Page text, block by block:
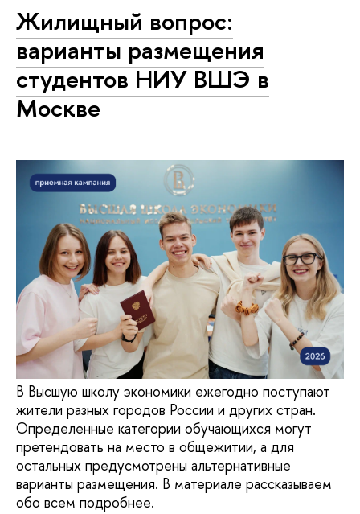
Жилищный вопрос:
варианты размещения
студентов НИУ ВШЭ в
Москве
В Высшую школу экономики ежегодно поступают
жители разных городов России и других стран.
Определенные категории обучающихся могут
претендовать на место в общежитии, а для
остальных предусмотрены альтернативные
варианты размещения. В материале рассказываем
обо всем подробнее.